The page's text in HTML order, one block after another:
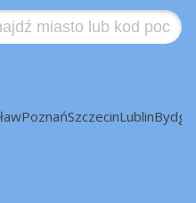
PoznańSzczecinLublin